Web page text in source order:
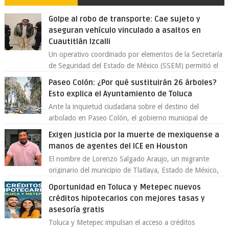
Golpe al robo de transporte: Cae sujeto y
aseguran vehículo vinculado a asaltos en
Cuautitlán Izcalli
Un operativo coordinado por elementos de la Secretaría
de Seguridad del Estado de México (SSEM) permitió el
Paseo Colón: ¿Por qué sustituirán 26 árboles?
Esto explica el Ayuntamiento de Toluca
Ante la inquietud ciudadana sobre el destino del
arbolado en Paseo Colón, el gobierno municipal de
Exigen justicia por la muerte de mexiquense a
manos de agentes del ICE en Houston
El nombre de Lorenzo Salgado Araujo, un migrante
originario del municipio de Tlatlaya, Estado de México,
Oportunidad en Toluca y Metepec nuevos
créditos hipotecarios con mejores tasas y
asesoría gratis
Toluca y Metepec impulsan el acceso a créditos